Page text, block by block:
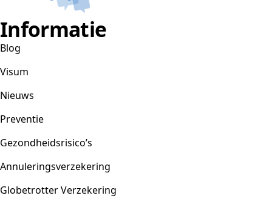
Informatie
Blog
Visum
Nieuws
Preventie
Gezondheidsrisico’s
Annuleringsverzekering
Globetrotter Verzekering